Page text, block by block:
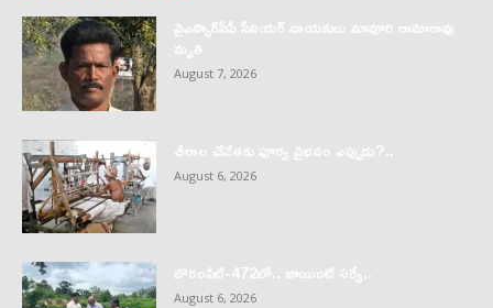
వైఎస్సార్‌సీపీ సీనియర్ నాయకులు మావూరి రామారావు
మృతి
August 7, 2026
చీరాల చేనేతకు పూర్వ వైభవం ఎప్పుడు?..
August 6, 2026
బౌరంపేట్-472లో.. జాయింట్ సర్వే..
August 6, 2026